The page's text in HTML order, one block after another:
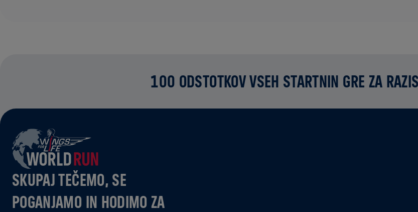
100 ODSTOTKOV VSEH STARTNIN GRE ZA
SKUPAJ TEČEMO, SE
POGANJAMO IN HODIMO ZA